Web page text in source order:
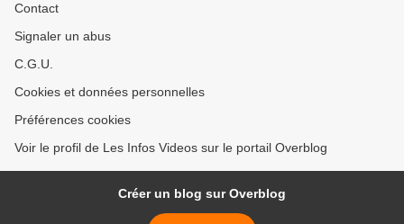
Contact
Signaler un abus
C.G.U.
Cookies et données personnelles
Préférences cookies
Voir le profil de Les Infos Videos sur le portail Overblog
Créer un blog sur Overblog